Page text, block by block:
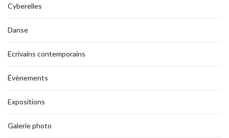
Cyberelles
Danse
Ecrivains contemporains
Évènements
Expositions
Galerie photo